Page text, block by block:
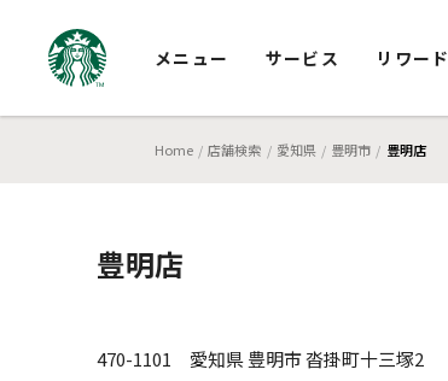
メニュー サービス リワード
Home 店舗検索 愛知県 豊明市 豊明店
豊明店
470-1101 愛知県 豊明市 沓掛町十三塚2